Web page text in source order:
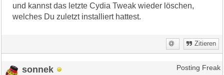
und kannst das letzte Cydia Tweak wieder löschen,
welches Du zuletzt installiert hattest.
Zitieren
sonnek Posting Freak